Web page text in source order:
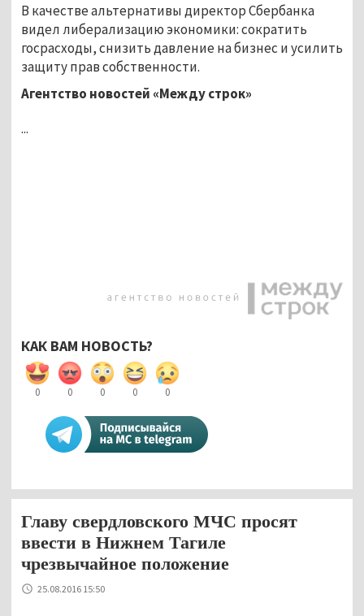
В качестве альтернативы директор Сбербанка
видел либерализацию экономики: сократить
госрасходы, снизить давление на бизнес и усилить
защиту прав собственности.
Агентство новостей «Между строк»
...
КАК ВАМ НОВОСТЬ?
0 0 0 0 0
Главу свердловского МЧС просят
ввести в Нижнем Тагиле
чрезвычайное положение
25.08.2016 15:50